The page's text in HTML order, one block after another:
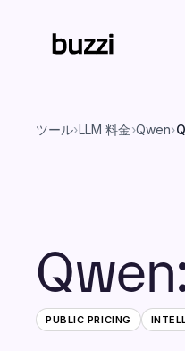
ツール›LLM 料金›Qwen›
Qwen
PUBLIC PRICING